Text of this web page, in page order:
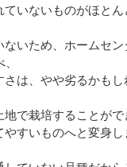
いないものがほとん
ないため、ホームセ
は、やや劣るかもし
で栽培することがで
すいものへと変身し